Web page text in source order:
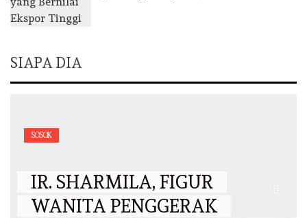
SIAPA DIA
SOSOK
IR. SHARMILA, FIGUR
WANITA PENGGERAK